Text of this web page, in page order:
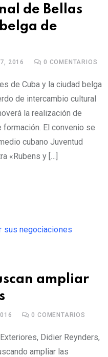
de Bellas
de
2016 0 COMENTARIOS
de Cuba y la ciudad belga
de intercambio cultural
la realización de
El convenio se
cubano Juventud
«Rubens y […]
ampliar
0 COMENTARIOS
Didier Reynders,
ampliar las